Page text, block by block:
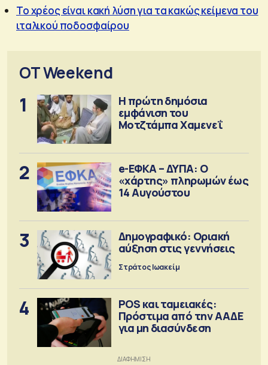
Το χρέος είναι κακή λύση για τα κακώς κείμενα του
ιταλικού ποδοσφαίρου
OT Weekend
1
Η πρώτη δημόσια
εμφάνιση του
Μοτζτάμπα Χαμενεΐ
2
e-ΕΦΚΑ – ΔΥΠΑ: Ο
«χάρτης» πληρωμών έως
14 Αυγούστου
3
Δημογραφικό: Οριακή
αύξηση στις γεννήσεις
Στράτος Ιωακείμ
4
POS και ταμειακές:
Πρόστιμα από την ΑΑΔΕ
για μη διασύνδεση